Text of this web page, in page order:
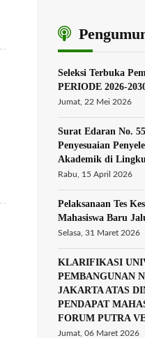
Seleksi Terbuka
PERIODE 2026-
Jumat, 22 Mei 2026
Surat Edaran No.
Penyesuaian
Akademik di
Rabu, 15 April 2026
Pelaksanaan Tes
Mahasiswa Baru
Selasa, 31 Maret 2026
KLARIFIKASI
PEMBANGUNAN
JAKARTA ATAS
PENDAPAT
FORUM PUTRA
Jumat, 06 Maret 2026